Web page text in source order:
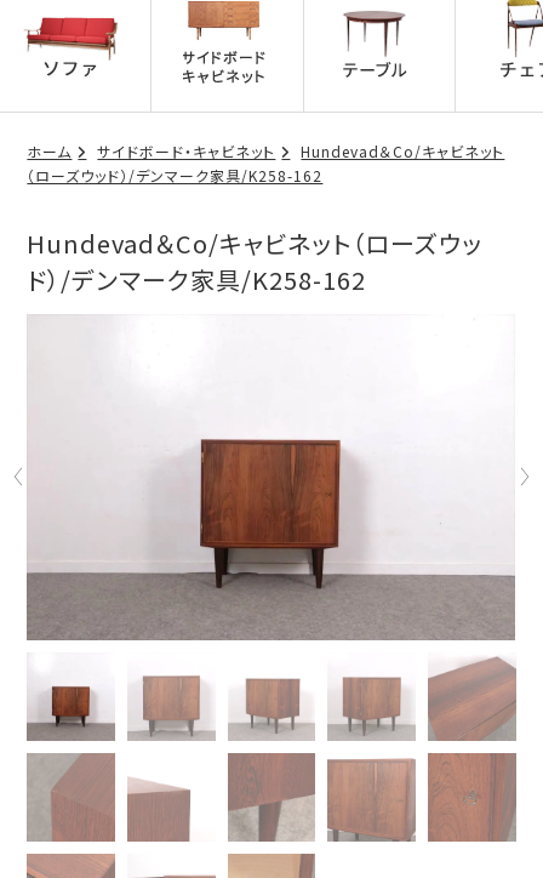
ホーム サイドボード・キャビネット
Hundevad＆Co/キャビネット
（ローズウッド）/デンマーク家具/K258-162
Hundevad＆Co/キャビネット（ローズウッ
ド）/デンマーク家具/K258-162